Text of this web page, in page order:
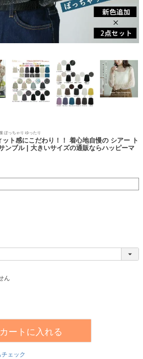
ぽっちゃり ゆったり
ト感にこだわり！！ 着心地自慢の シアー ト
ンブル | 大きいサイズの通販ならハッピーマ
ん
カートに入れる
ェック